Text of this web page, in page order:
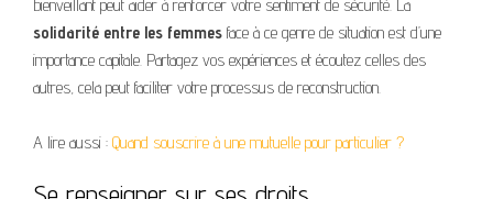
bienveillant peut aider à renforcer votre sentiment de sécurité. La
solidarité entre les femmes face à ce genre de situation est d’une
importance capitale. Partagez vos expériences et écoutez celles des
autres, cela peut faciliter votre processus de reconstruction.
A lire aussi : Quand souscrire à une mutuelle pour particulier ?